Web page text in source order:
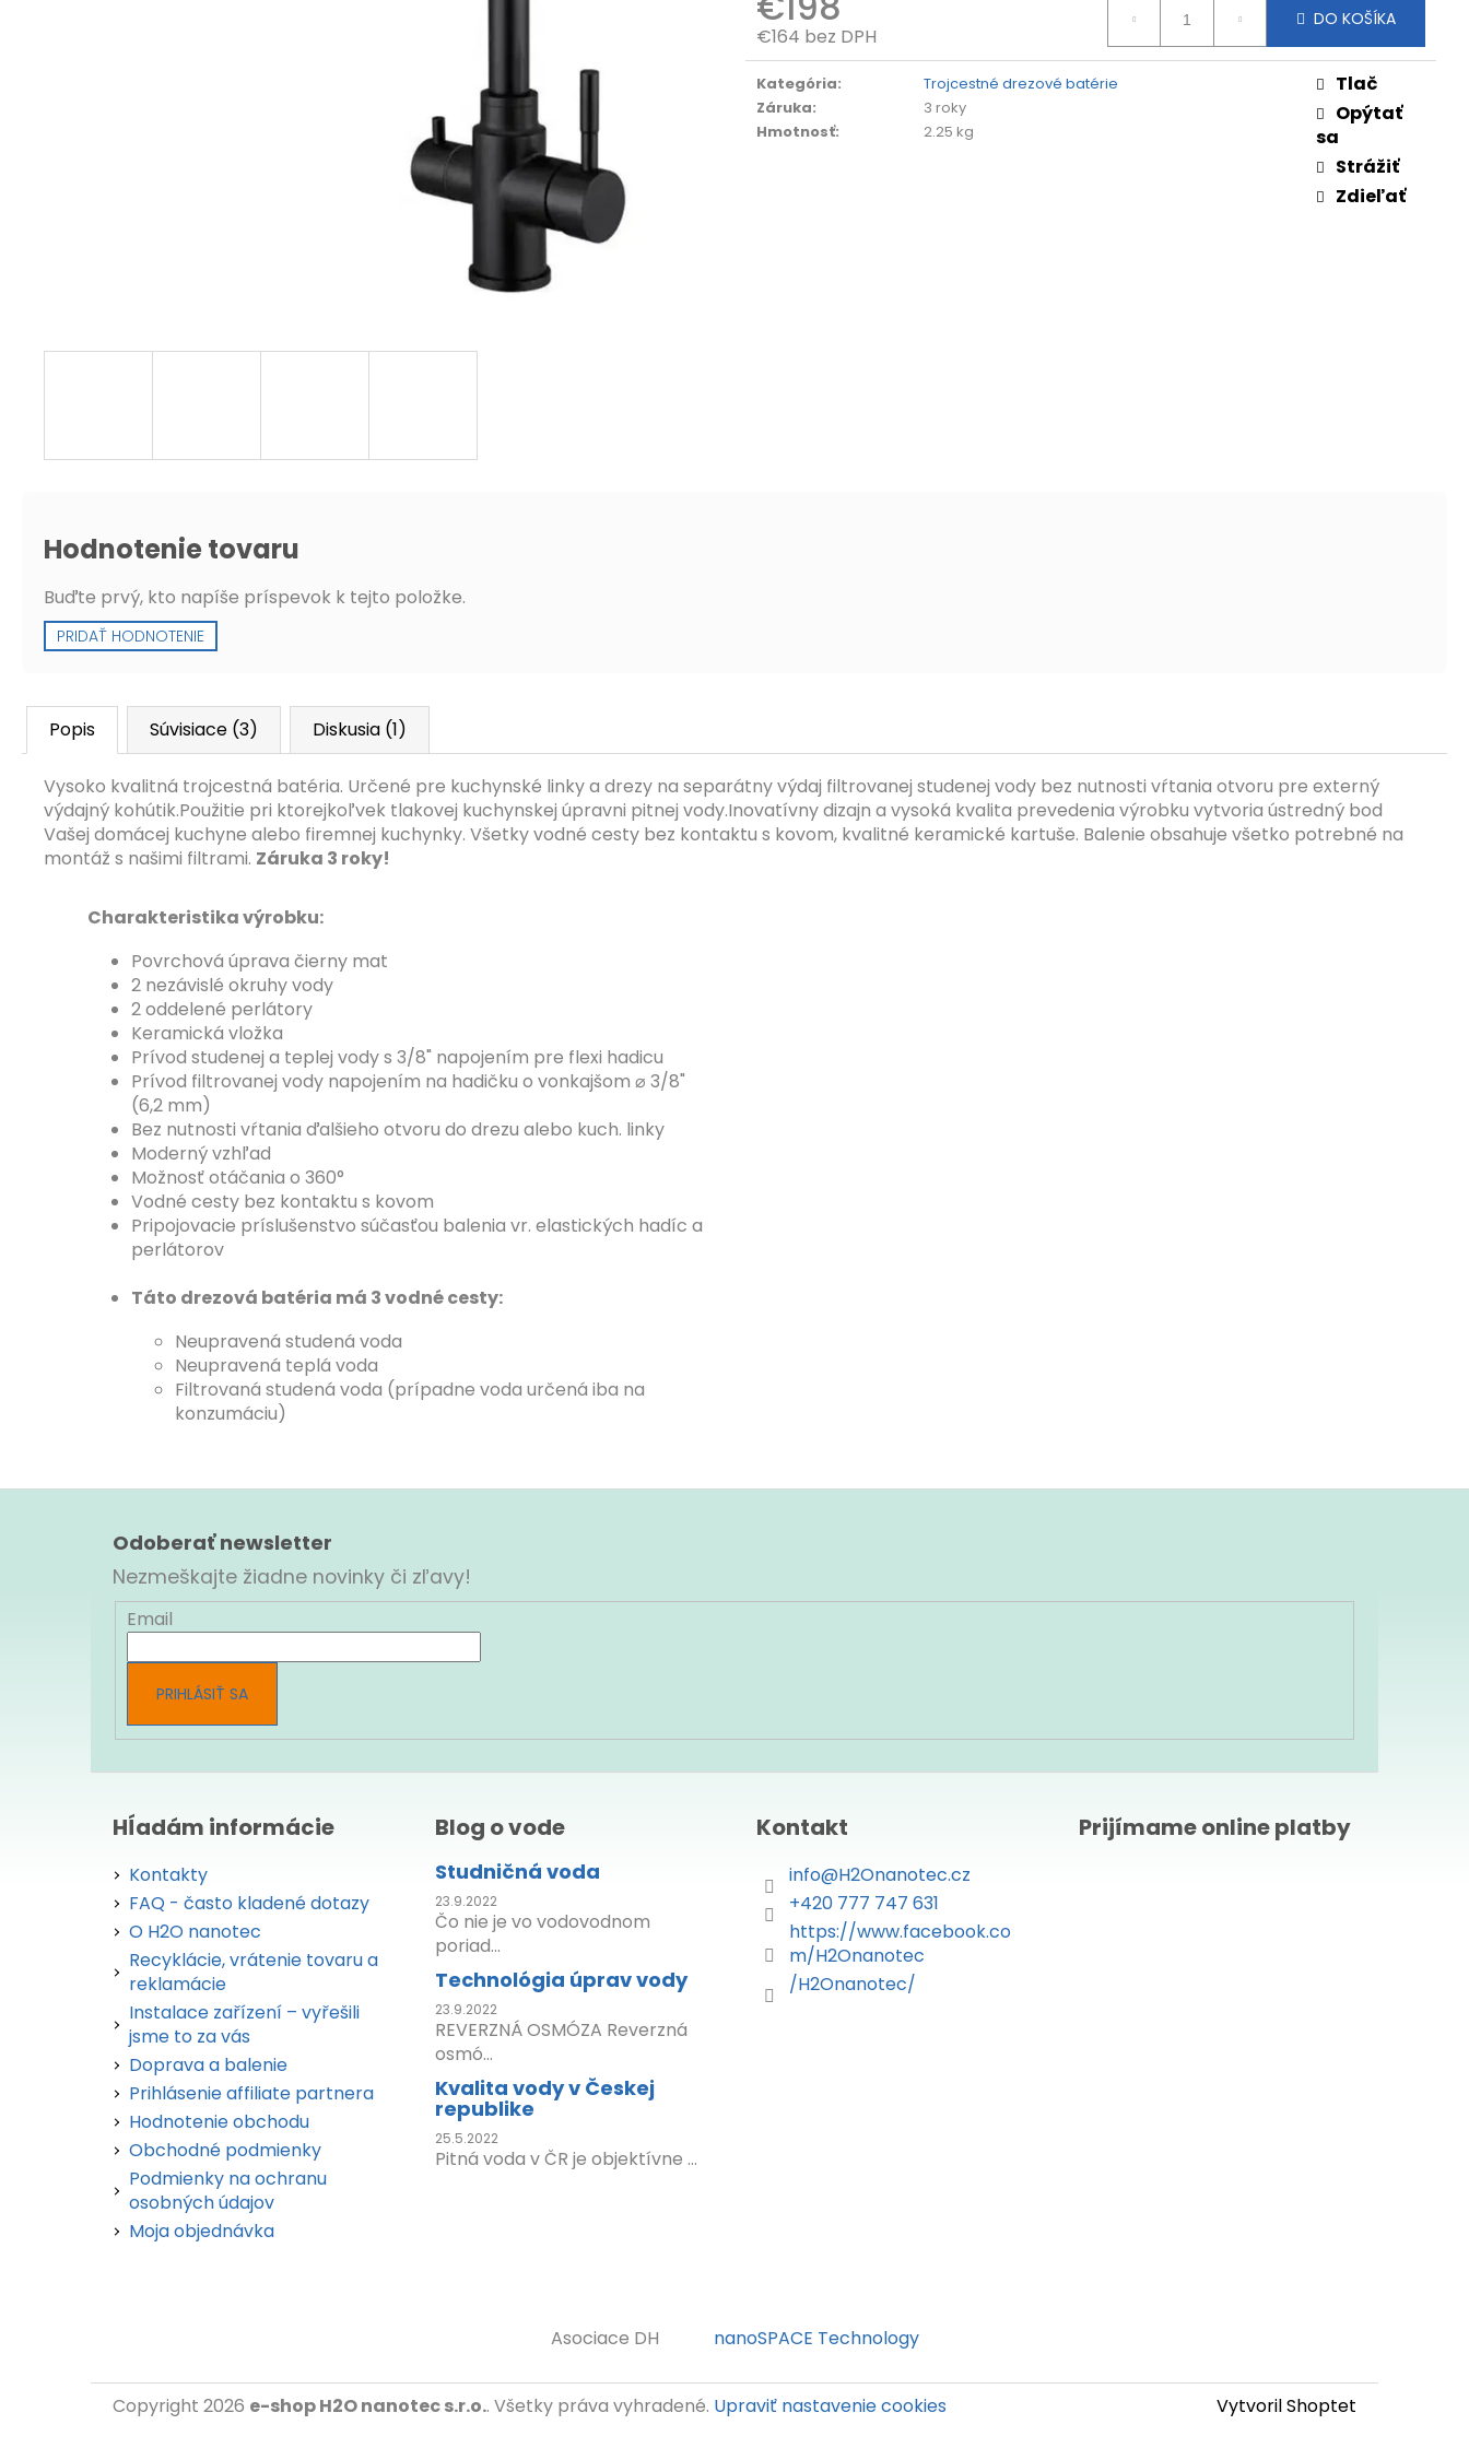
€164 bez DPH
Jednotková
cena:
DO KOŠÍKA
Kategória:
Trojcestné drezové batérie
Záruka:
3 roky
Hmotnosť: 2.25 kg
Tlač
Opýtať
sa
Strážiť
Zdieľať
Hodnotenie tovaru
Buďte prvý, kto napíše príspevok k tejto položke.
PRIDAŤ HODNOTENIE
Popis Súvisiace (3) Diskusia (1)
Vysoko kvalitná trojcestná batéria. Určené pre kuchynské linky a drezy na separátny výdaj filtrovanej studenej vody bez nutnosti vŕtania otvoru pre externý
výdajný kohútik.Použitie pri ktorejkoľvek tlakovej kuchynskej úpravni pitnej vody.Inovatívny dizajn a vysoká kvalita prevedenia výrobku vytvoria ústredný bod
Vašej domácej kuchyne alebo firemnej kuchynky. Všetky vodné cesty bez kontaktu s kovom, kvalitné keramické kartuše. Balenie obsahuje všetko potrebné na
montáž s našimi filtrami. Záruka 3 roky!
Charakteristika výrobku:
Povrchová úprava čierny mat
2 nezávislé okruhy vody
2 oddelené perlátory
Keramická vložka
Prívod studenej a teplej vody s 3/8" napojením pre flexi hadicu
Prívod filtrovanej vody napojením na hadičku o vonkajšom ⌀ 3/8"
(6,2 mm)
Bez nutnosti vŕtania ďalšieho otvoru do drezu alebo kuch. linky
Moderný vzhľad
Možnosť otáčania o 360°
Vodné cesty bez kontaktu s kovom
Pripojovacie príslušenstvo súčasťou balenia vr. elastických hadíc a
perlátorov
Táto drezová batéria má 3 vodné cesty:
Neupravená studená voda
Neupravená teplá voda
Filtrovaná studená voda (prípadne voda určená iba na
konzumáciu)
Odoberať newsletter
Nezmeškajte žiadne novinky či zľavy!
Email
PRIHLÁSIŤ SA
Hĺadám informácie
Kontakty
FAQ - často kladené dotazy
O H2O nanotec
Recyklácie, vrátenie tovaru a
reklamácie
Instalace zařízení – vyřešili
jsme to za vás
Doprava a balenie
Prihlásenie affiliate partnera
Hodnotenie obchodu
Obchodné podmienky
Podmienky na ochranu
osobných údajov
Moja objednávka
Blog o vode
Studničná voda
23.9.2022
Čo nie je vo vodovodnom
poriad...
Technológia úprav vody
23.9.2022
REVERZNÁ OSMÓZA Reverzná
osmó...
Kvalita vody v Českej
republike
25.5.2022
Pitná voda v ČR je objektívne ...
Kontakt
info@H2Onanotec.cz
+420 777 747 631
https://www.facebook.co
m/H2Onanotec
/H2Onanotec/
Prijímame online platby
Asociace DH nanoSPACE Technology
Vytvoril Shoptet
Copyright 2026 e-shop H2O nanotec s.r.o.. Všetky práva vyhradené. Upraviť nastavenie cookies